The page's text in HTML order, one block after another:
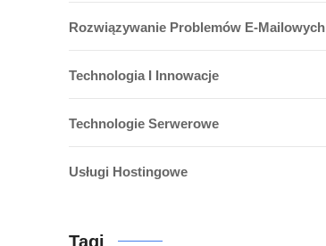
Rozwiązywanie Problemów E-Mailowych
Technologia I Innowacje
Technologie Serwerowe
Usługi Hostingowe
Tagi